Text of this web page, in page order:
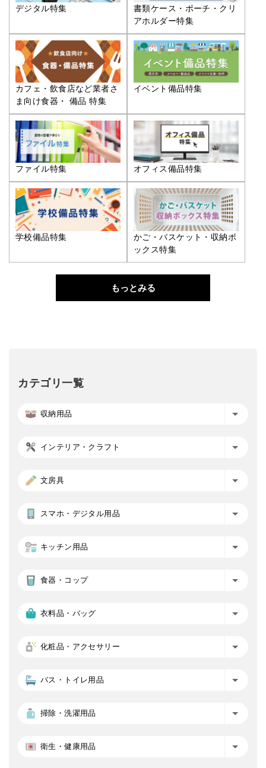
デジタル特集
書類ケース・ポーチ・クリ
アホルダー特集
カフェ・飲食店など業者さ
ま向け食器・ 備品 特集
イベント備品特集
ファイル特集 オフィス備品特集
学校備品特集
かご・バスケット・収納ボ
ックス特集
もっとみる
カテゴリ一覧
収納用品
インテリア・クラフト
文房具
スマホ・デジタル用品
キッチン用品
食器・コップ
衣料品・バッグ
化粧品・アクセサリー
バス・トイレ用品
掃除・洗濯用品
衛生・健康用品